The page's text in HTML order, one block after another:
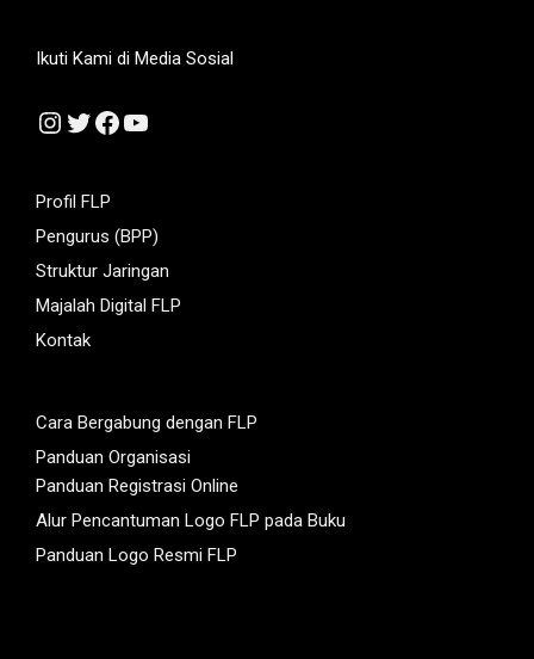
Ikuti Kami di Media Sosial
Instagram
Twitter
Facebook
YouTube
Profil FLP
Pengurus (BPP)
Struktur Jaringan
Majalah Digital FLP
Kontak
Cara Bergabung dengan FLP
Panduan Organisasi
Panduan Registrasi Online
Alur Pencantuman Logo FLP pada Buku
Panduan Logo Resmi FLP